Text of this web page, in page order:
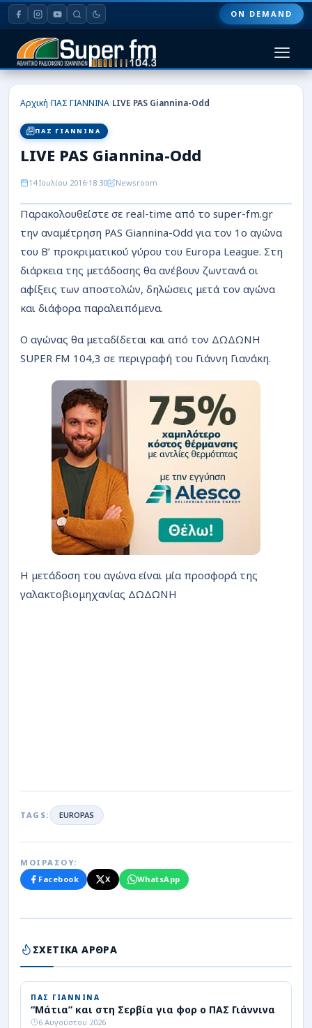
ON DEMAND
HOME
ΠΟΔΟΣΦΑΙΡΟ
ΜΠΑΣΚΕΤ
ΣΠΟΡ
ΕΙΔΗΣΕΙΣ
ΑΡΘΡΟΓΡΑΦΙΕΣ
ΡΟΗ
Αρχική›ΠΑΣ ΓΙΑΝΝΙΝΑ›LIVE PAS Giannina-Odd
ΠΑΣ ΓΙΑΝΝΙΝΑ
LIVE PAS Giannina-Odd
14 Ιουλίου 2016 18:30 Newsroom
Παρακολουθείστε σε real-time από το super-fm.gr
την αναμέτρηση PAS Giannina-Odd για τον 1ο αγώνα
του Β’ προκριματικού γύρου του Europa League. Στη
διάρκεια της μετάδοσης θα ανέβουν ζωντανά οι
αφίξεις των αποστολών, δηλώσεις μετά τον αγώνα
και διάφορα παραλειπόμενα.
Ο αγώνας θα μεταδίδεται και από τον ΔΩΔΩΝΗ
SUPER FM 104,3 σε περιγραφή του Γιάννη Γιανάκη.
Η μετάδοση του αγώνα είναι μία προσφορά της
γαλακτοβιομηχανίας ΔΩΔΩΝΗ
TAGS: EUROPAS
ΜΟΙΡΑΣΟΥ:
Facebook
X WhatsApp
ΣΧΕΤΙΚΑ ΑΡΘΡΑ
ΠΑΣ ΓΙΑΝΝΙΝΑ
“Μάτια” και στη Σερβία για φορ ο ΠΑΣ Γιάννινα
6 Αυγούστου 2026